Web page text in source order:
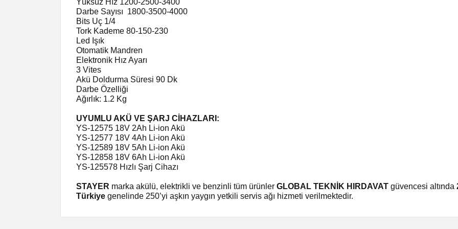
Yüksüz Hız 1200-2500-3400
Darbe Sayısı 1800-3500-4000
Bits Uç 1/4
Tork Kademe 80-150-230
Led Işık
Otomatik Mandren
Elektronik Hız Ayarı
3 Vites
Akü Doldurma Süresi 90 Dk
Darbe Özelliği
Ağırlık: 1.2 Kg
UYUMLU AKÜ VE ŞARJ CİHAZLARI:
YS-12575 18V 2Ah Li-ion Akü
YS-12577 18V 4Ah Li-ion Akü
YS-12589 18V 5Ah Li-ion Akü
YS-12858 18V 6Ah Li-ion Akü
YS-125578 Hızlı Şarj Cihazı
STAYER marka akülü, elektrikli ve benzinli tüm ürünler GLOBAL TEKNİK HIRDAVAT güvencesi altında
Türkiye genelinde 250’yi aşkın yaygın yetkili servis ağı hizmeti verilmektedir.